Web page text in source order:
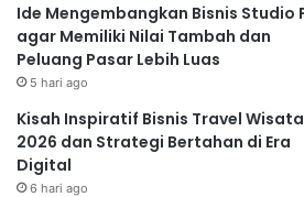
Ide Mengembangkan Bisnis Studio
agar Memiliki Nilai Tambah dan
Peluang Pasar Lebih Luas
5 hari ago
Kisah Inspiratif Bisnis Travel Wisata
2026 dan Strategi Bertahan di Era
Digital
6 hari ago